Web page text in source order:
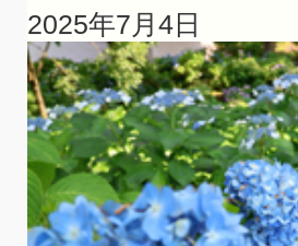
2025年7月4日